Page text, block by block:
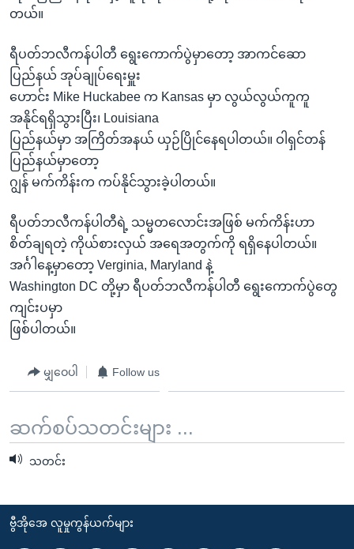
နေရာ
ကျော်
ရန်
တယ်။
ရီပတ်ဘလီကန်ပါတီ ရွေးကောက်ပွဲမှာတော့ အာကင်ဆော
ပြည်နယ် အုပ်ချုပ်ရေးမှူး
ဟောင်း Mike Huckabee က Kansas မှာ လွယ်လွယ်ကူကူ
အနိုင်ရရှိသွားပြီး၊ Louisiana
ပြည်နယ်မှာ အကြိတ်အနယ် ယှဉ်ပြိုင်နေရပါတယ်။ ဝါရှင်တန်
ပြည်နယ်မှာတော့
ဂျွန် မက်ကိန်းက ကပ်နိုင်သွားခဲ့ပါတယ်။
ရီပတ်ဘလီကန်ပါတီရဲ့ သမ္မတလောင်းအဖြစ် မက်ကိန်းဟာ
စိတ်ချရတဲ့ ကိုယ်စားလှယ် အရေအတွက်ကို ရရှိနေပါတယ်။
အင်္ဂါနေ့မှာတော့ Verginia, Maryland နဲ့
Washington DC တို့မှာ ရီပတ်ဘလီကန်ပါတီ ရွေးကောက်ပွဲတွေ
ကျင်းပမှာ
ဖြစ်ပါတယ်။
မျှဝေပါ Follow us
ဆက်စပ်သတင်းများ ...
သတင်း
ဗွီအိုအေ လူမှုကွန်ယက်များ